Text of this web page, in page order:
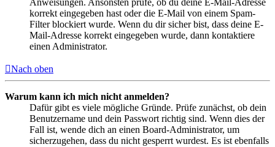
korrekt eingegeben hast oder die E-Mail von einem Spam-
Filter blockiert wurde. Wenn du dir sicher bist, dass deine E-
Mail-Adresse korrekt eingegeben wurde, dann kontaktiere
einen Administrator.
Nach oben
Warum kann ich mich nicht anmelden?
Dafür gibt es viele mögliche Gründe. Prüfe zunächst, ob dein
Benutzername und dein Passwort richtig sind. Wenn dies der
Fall ist, wende dich an einen Board-Administrator, um
sicherzugehen, dass du nicht gesperrt wurdest. Es ist ebenfalls